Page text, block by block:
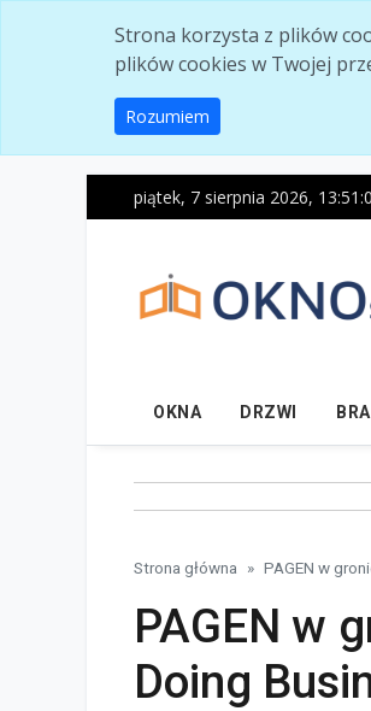
Strona korzysta z plików
plików cookies w Twojej
Rozumiem
piątek, 7 sierpnia 2026,
OKNA DRZWI
Strona główna PAGEN w
PAGEN w
Doing